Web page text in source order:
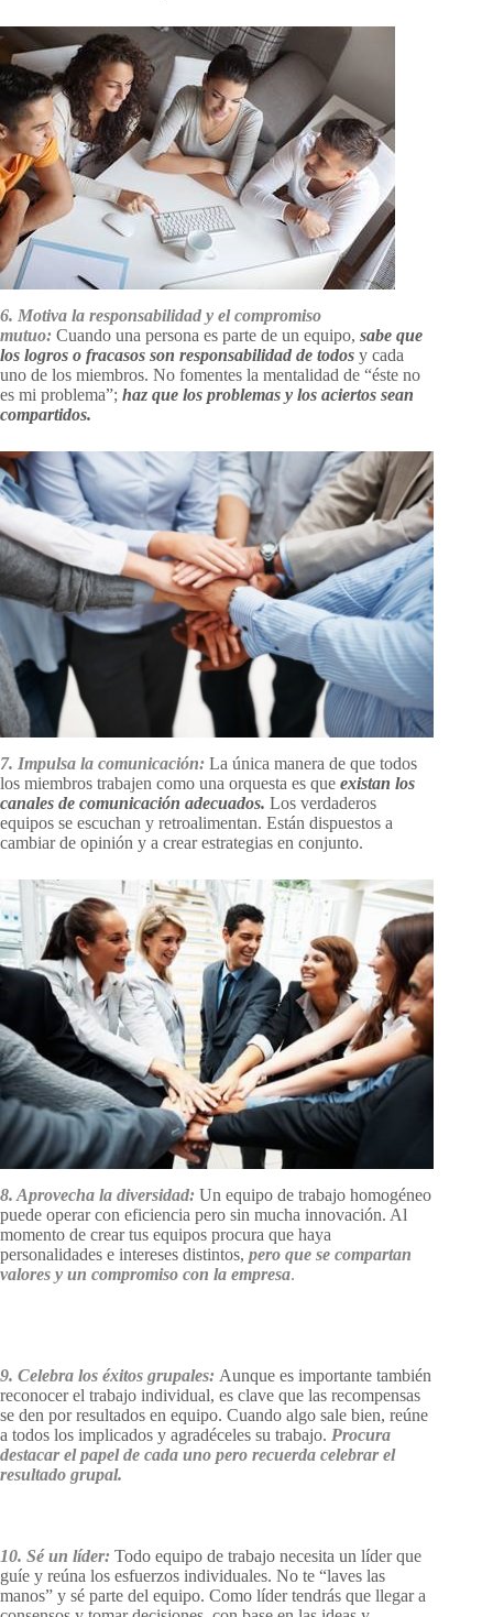
6. Motiva la responsabilidad y el compromiso
mutuo: Cuando una persona es parte de un equipo, sabe que
los logros o fracasos son responsabilidad de todos y cada
uno de los miembros. No fomentes la mentalidad de “éste no
es mi problema”; haz que los problemas y los aciertos sean
compartidos.
7. Impulsa la comunicación: La única manera de que todos
los miembros trabajen como una orquesta es que existan los
canales de comunicación adecuados. Los verdaderos
equipos se escuchan y retroalimentan. Están dispuestos a
cambiar de opinión y a crear estrategias en conjunto.
8. Aprovecha la diversidad: Un equipo de trabajo homogéneo
puede operar con eficiencia pero sin mucha innovación. Al
momento de crear tus equipos procura que haya
personalidades e intereses distintos, pero que se compartan
valores y un compromiso con la empresa.
9. Celebra los éxitos grupales: Aunque es importante también
reconocer el trabajo individual, es clave que las recompensas
se den por resultados en equipo. Cuando algo sale bien, reúne
a todos los implicados y agradéceles su trabajo. Procura
destacar el papel de cada uno pero recuerda celebrar el
resultado grupal.
10. Sé un líder: Todo equipo de trabajo necesita un líder que
guíe y reúna los esfuerzos individuales. No te “laves las
manos” y sé parte del equipo. Como líder tendrás que llegar a